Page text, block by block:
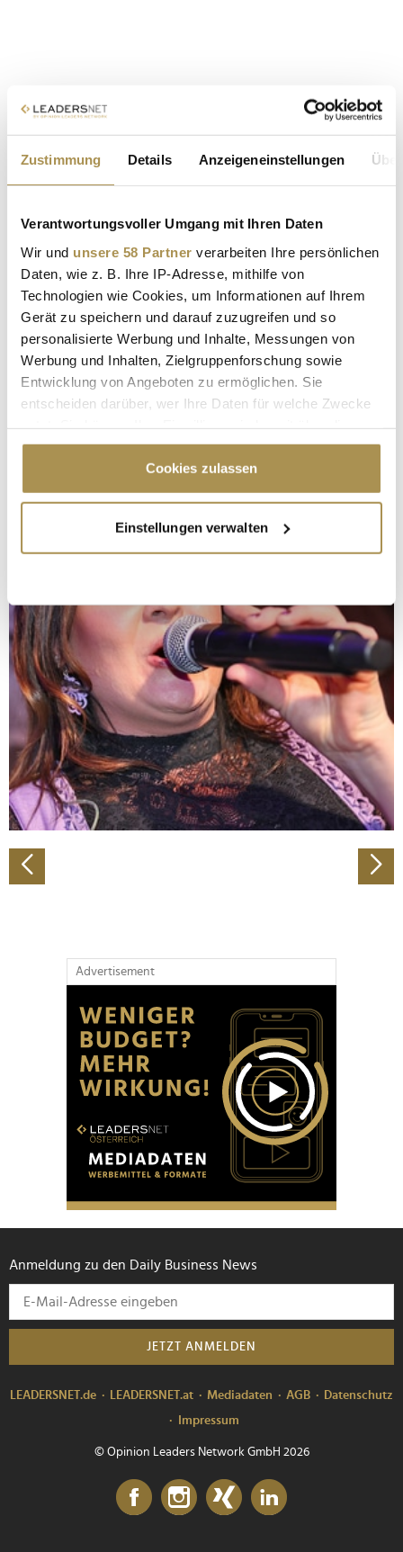
Zustimmung Details Anzeigeneinstellungen
Verantwortungsvoller Umgang mit Ihren Daten
Wir und unsere 58 Partner verarbeiten Ihre persönlichen
Daten, wie z. B. Ihre IP-Adresse, mithilfe von
Technologien wie Cookies, um Informationen auf Ihrem
Gerät zu speichern und darauf zuzugreifen und so
personalisierte Werbung und Inhalte, Messungen von
Werbung und Inhalten, Zielgruppenforschung sowie
Entwicklung von Angeboten zu ermöglichen. Sie
entscheiden darüber, wer Ihre Daten für welche Zwecke
Cookie-Erklärung oder durch Klicken auf das Privacy
Trigger Symbol ändern oder widerrufen
Informationen über Ihre geografische Lage
erfassen, welche bis auf einige Meter genau sein
bestimmten Merkmalen (Fingerprinting) identifizieren
Erfahren Sie mehr darüber, wie Ihre persönlichen Daten
verarbeitet werden, und legen Sie Ihre Präferenzen im
Abschnitt Einzelheitenfest.
Wir verwenden Cookies, um Inhalte und Anzeigen zu
personalisieren, Funktionen für soziale Medien anbieten
zu können und die Zugriffe auf unsere Website zu
analysieren. Außerdem geben wir Informationen zu Ihrer
Verwendung unserer Website an unsere Partner für
Partner führen diese Informationen möglicherweise mit
weiteren Daten zusammen, die Sie ihnen bereitgestellt
Cookies zulassen
Einstellungen verwalten
Advertisement
Anmeldung zu den Daily Business News
JETZT ANMELDEN
LEADERSNET.de LEADERSNET.at Mediadaten AGB
Datenschutz
Impressum
© Opinion Leaders Network GmbH 2026